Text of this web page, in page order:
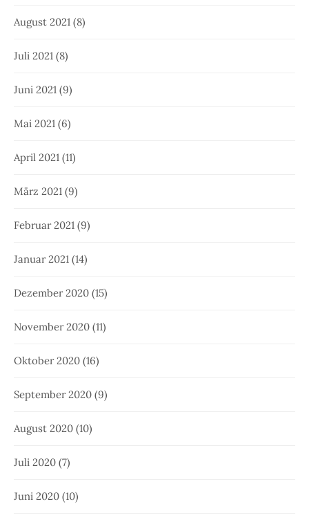
August 2021 (8)
Juli 2021 (8)
Juni 2021 (9)
Mai 2021 (6)
April 2021 (11)
März 2021 (9)
Februar 2021 (9)
Januar 2021 (14)
Dezember 2020 (15)
November 2020 (11)
Oktober 2020 (16)
September 2020 (9)
August 2020 (10)
Juli 2020 (7)
Juni 2020 (10)